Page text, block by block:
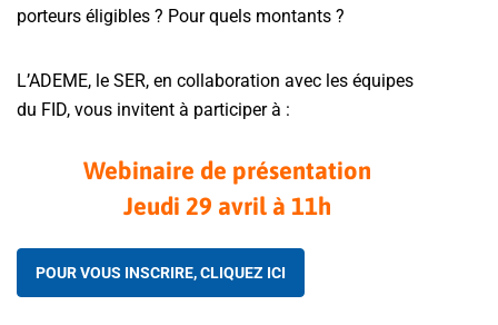
porteurs éligibles ? Pour quels montants ?
L’ADEME, le SER, en collaboration avec les équipes
du FID, vous invitent à participer à :
Webinaire de présentation
Jeudi 29 avril à 11h
POUR VOUS INSCRIRE, CLIQUEZ ICI